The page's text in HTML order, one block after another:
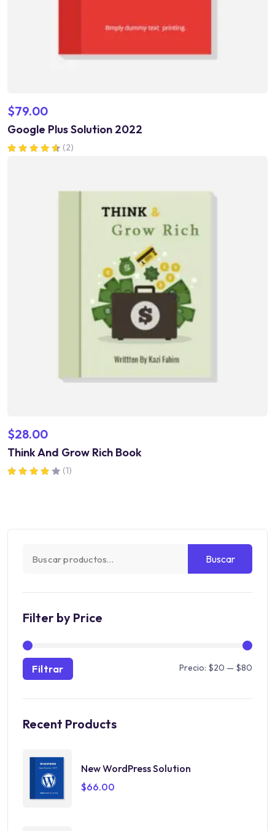
$79.00
Google Plus Solution 2022
(2)
$28.00
Think And Grow Rich Book
(1)
Buscar
Filter by Price
Filtrar Precio: $20 — $80
Recent Products
New WordPress Solution
$66.00